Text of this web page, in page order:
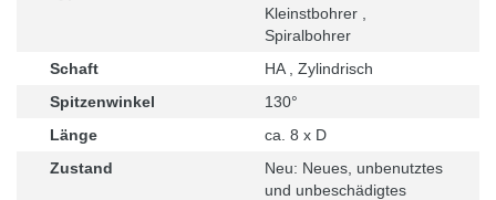
Kleinstbohrer ,
Spiralbohrer
Schaft
HA , Zylindrisch
Spitzenwinkel
130°
Länge
ca. 8 x D
Zustand
Neu: Neues, unbenutztes
und unbeschädigtes